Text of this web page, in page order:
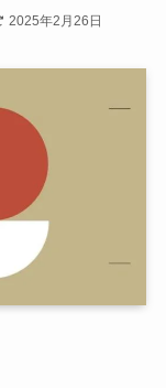
2025年2月26日